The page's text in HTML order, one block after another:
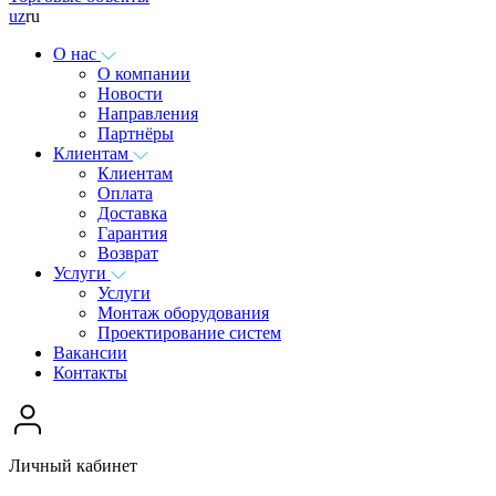
uzru
О нас
О компании
Новости
Направления
Партнёры
Клиентам
Клиентам
Оплата
Доставка
Гарантия
Возврат
Услуги
Услуги
Монтаж оборудования
Проектирование систем
Вакансии
Контакты
Личный кабинет